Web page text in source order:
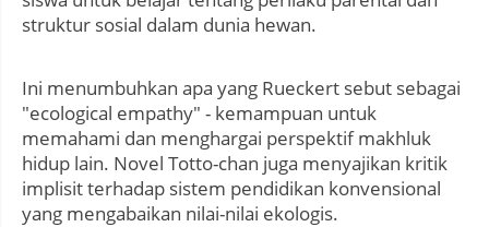
struktur sosial dalam dunia hewan.
Ini menumbuhkan apa yang Rueckert sebut sebagai
"ecological empathy" - kemampuan untuk
memahami dan menghargai perspektif makhluk
hidup lain. Novel Totto-chan juga menyajikan kritik
implisit terhadap sistem pendidikan konvensional
yang mengabaikan nilai-nilai ekologis.